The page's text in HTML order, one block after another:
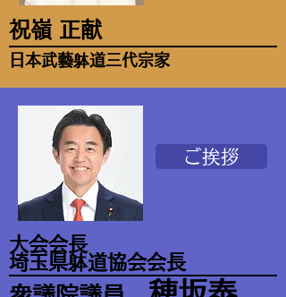
祝嶺 正献
日本武藝躰道三代宗家
ご挨拶
大会会長
埼玉県躰道協会会長